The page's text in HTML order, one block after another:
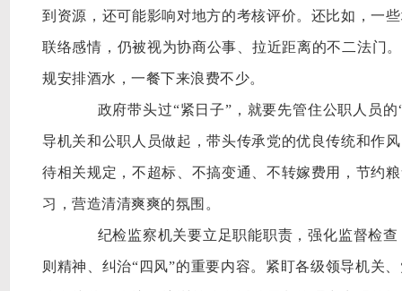
到资源，还可能影响对地方的考核评价。还比如，一
联络感情，仍被视为协商公事、拉近距离的不二法门
规安排酒水，一餐下来浪费不少。
政府带头过“紧日子”，就要先管住公职人员
导机关和公职人员做起，带头传承党的优良传统和作
待相关规定，不超标、不搞变通、不转嫁费用，节约
习，营造清清爽爽的氛围。
纪检监察机关要立足职能职责，强化监督检查
则精神、纠治“四风”的重要内容。紧盯各级领导机关